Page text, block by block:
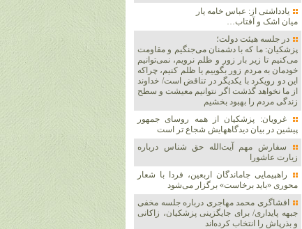
یادداشتی از: عباس خامه یار
میان اشک و آفتاب…
در جلسه هیئت دولت؛
پزشکیان: ما که با دشمنان می‌جنگیم و مقاومت
می‌کنیم تا زیر بار زور و ظلم نرویم، نمی‌توانیم
خودمان به مردم زور بگوییم یا ظلم کنیم، چراکه
این دو رویکرد با یکدیگر در تناقض است/ خداوند
از ما نخواهد گذشت اگر نتوانیم معیشت و سطح
زندگی مردم را بهبود بخشیم
غرویان: پزشکیان از همه روسای جمهور
پیشین در بیان دیدگاههایش شجاع تر است
سفارش مهم آیت‌الله حق شناس درباره
زیارت عاشورا
راهپیمایی جاماندگان اربعین، فردا با شعار
محوری «باید برخاست» برگزار می‌شود
افشاگری محمد مهاجری درباره جلسه مخفی
جبهه پایداری/ برای جایگزینی پزشکیان، زاکانی
و بذرپاش را انتخاب کرده‌اند